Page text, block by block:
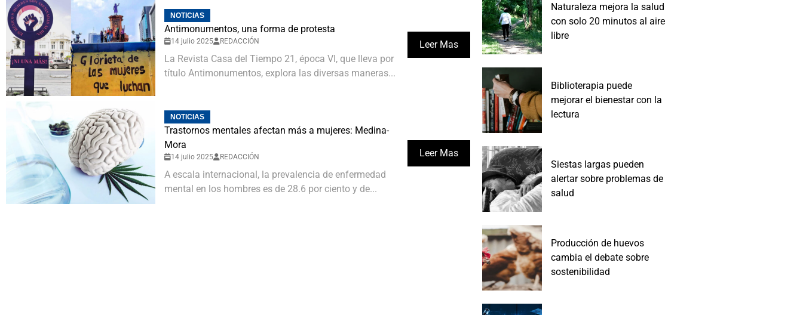
NOTICIAS
Antimonumentos, una forma de protesta
14 julio 2025 REDACCIÓN
La Revista Casa del Tiempo 21, época VI, que lleva por
título Antimonumentos, explora las diversas maneras...
Leer Mas
NOTICIAS
Trastornos mentales afectan más a mujeres: Medina-
Mora
14 julio 2025 REDACCIÓN
A escala internacional, la prevalencia de enfermedad
mental en los hombres es de 28.6 por ciento y de...
Leer Mas
Naturaleza mejora la salud
con solo 20 minutos al aire
libre
Biblioterapia puede
mejorar el bienestar con la
lectura
Siestas largas pueden
alertar sobre problemas de
salud
Producción de huevos
cambia el debate sobre
sostenibilidad